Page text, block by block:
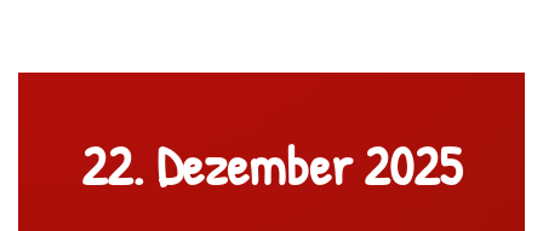
22. Dezember 2025